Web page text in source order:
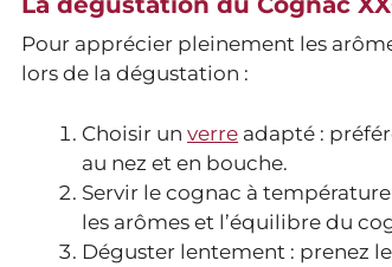
Pour apprécier pleinement les
lors de la dégustation :
Choisir un verre adapté :
au nez et en bouche.
Servir le cognac à
les arômes et l’équilibre du
Déguster lentement : prenez